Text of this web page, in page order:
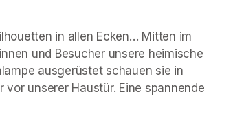
in allen Ecken… Mitten im
und Besucher unsere heimische
ausgerüstet schauen sie in
unserer Haustür. Eine spannende